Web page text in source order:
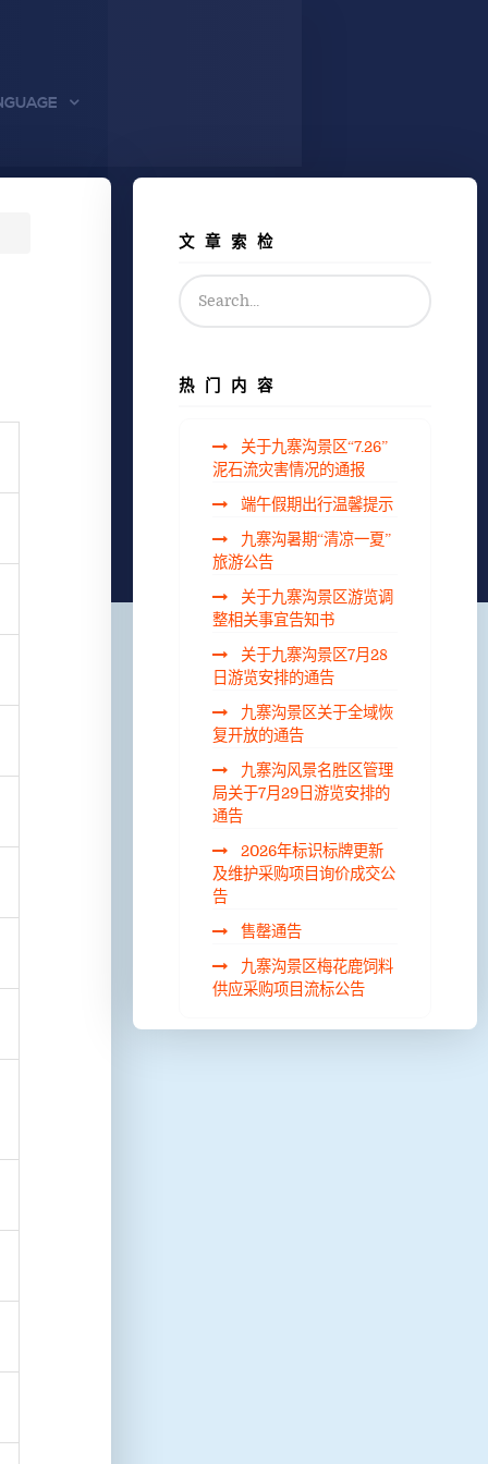
文章索检
热门内容
关于九寨沟景区“7.26”
泥石流灾害情况的通报
端午假期出行温馨提示
九寨沟暑期“清凉一夏”
旅游公告
关于九寨沟景区游览调
整相关事宜告知书
关于九寨沟景区7月28
日游览安排的通告
九寨沟景区关于全域恢
复开放的通告
九寨沟风景名胜区管理
局关于7月29日游览安排的
通告
2026年标识标牌更新
及维护采购项目询价成交公
告
售罄通告
九寨沟景区梅花鹿饲料
供应采购项目流标公告